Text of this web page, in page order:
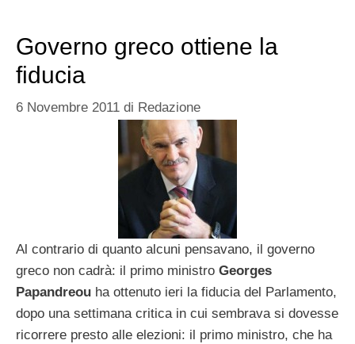
Governo greco ottiene la
fiducia
6 Novembre 2011 di Redazione
Al contrario di quanto alcuni pensavano, il governo
greco non cadrà: il primo ministro Georges
Papandreou ha ottenuto ieri la fiducia del Parlamento,
dopo una settimana critica in cui sembrava si dovesse
ricorrere presto alle elezioni: il primo ministro, che ha